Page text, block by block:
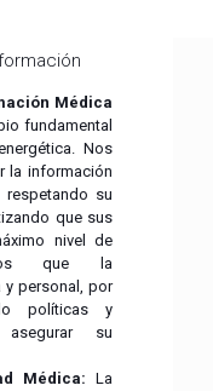
Médica
fundamental
Nos
la información
su
que sus
nivel de
que la
personal, por
políticas y
su
Médica: La